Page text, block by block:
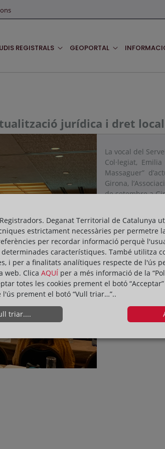
REGISTRALS GEOPORTAL
jurídica i dret local
La vocal del
Col·legiat,
Massaguer”
Girona,
de setembre a
La seva
qualificacions
L’objectiu
especial èmfasi
entitats locals,
demarcació de
Deganat Territorial de Catalunya
estrictament necessàries per permetre
per recordar informació perquè
característiques. També utilitza
i per a finalitats analítiques respecte de l'ús
web. Clica AQUÍ per a més informació de la
totes les cookies prement el botó
prement el botó “Vull triar…”..
triar....